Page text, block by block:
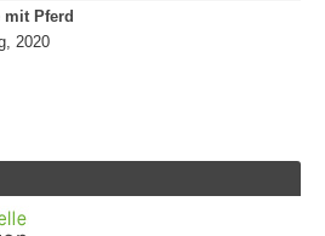
mit Pferd
2020